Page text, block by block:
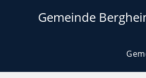
Gemeinde